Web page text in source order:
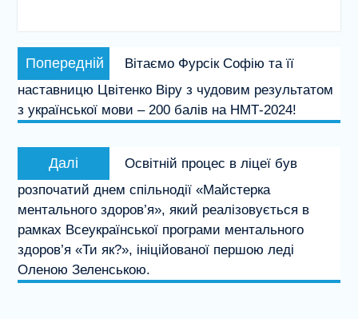
Навігація
записів
Попередній
запис:
Вітаємо Фурсік Софію та її
наставницю Цвітенко Віру з чудовим результатом
з української мови – 200 балів на НМТ-2024!
Далі
Наступний
запис:
Освітній процес в ліцеї був
розпочатий днем спільнодії «Майстерка
ментального здоров’я», який реалізовується в
рамках Всеукраїнської програми ментального
здоров’я «Ти як?», ініційованої першою леді
Оленою Зеленською.